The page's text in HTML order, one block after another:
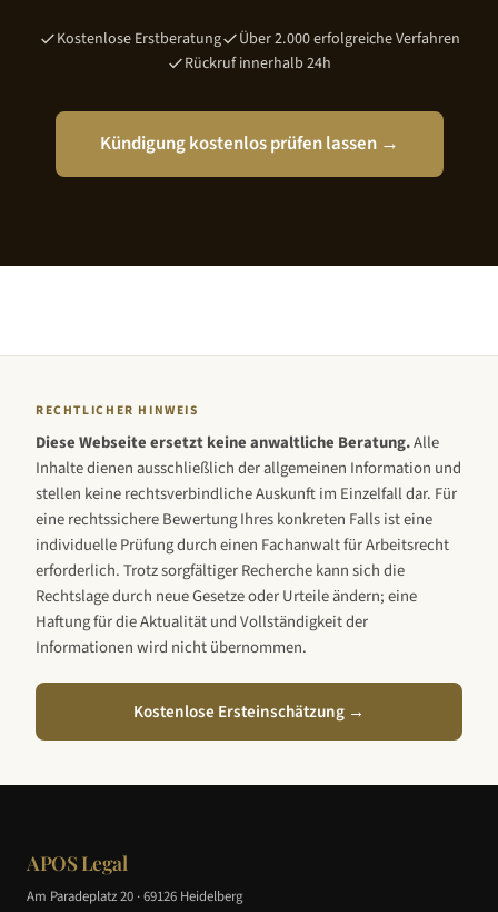
Kostenlose Erstberatung
Über 2.000 erfolgreiche Verfahren
Rückruf innerhalb 24h
Kündigung kostenlos prüfen lassen →
RECHTLICHER HINWEIS
Diese Webseite ersetzt keine anwaltliche Beratung.Alle
Inhalte dienen ausschließlich der allgemeinen Information und
stellen keine rechtsverbindliche Auskunft im Einzelfall dar. Für
eine rechtssichere Bewertung Ihres konkreten Falls ist eine
individuelle Prüfung durch einen Fachanwalt für Arbeitsrecht
erforderlich. Trotz sorgfältiger Recherche kann sich die
Rechtslage durch neue Gesetze oder Urteile ändern; eine
Haftung für die Aktualität und Vollständigkeit der
Informationen wird nicht übernommen.
Kostenlose Ersteinschätzung →
APOS Legal
Am Paradeplatz 20 · 69126 Heidelberg